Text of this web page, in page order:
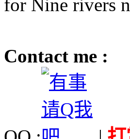
for Nine rivers
Contact me :